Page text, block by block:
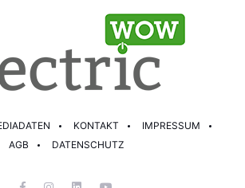
KONTAKT
IMPRESSUM
AGB
DATENSCHUTZ